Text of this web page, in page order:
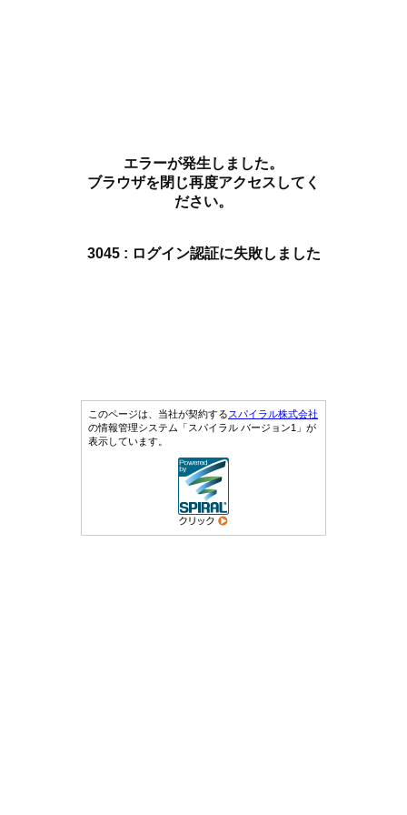
エラーが発生しました。
ブラウザを閉じ再度アクセスしてく
ださい。
3045 : ログイン認証に失敗しました
このページは、当社が契約するスパイラル株式会社
の情報管理システム「スパイラル バージョン1」が
表示しています。